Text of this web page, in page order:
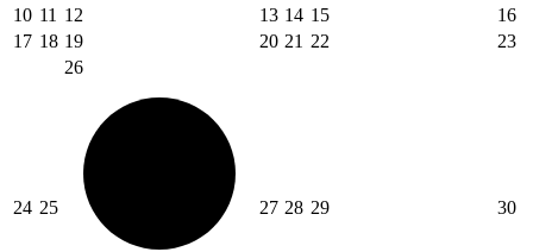
10 11 12 13 14 15
16
17 18 19 20 21 22 23
24 25
26
27 28 29 30